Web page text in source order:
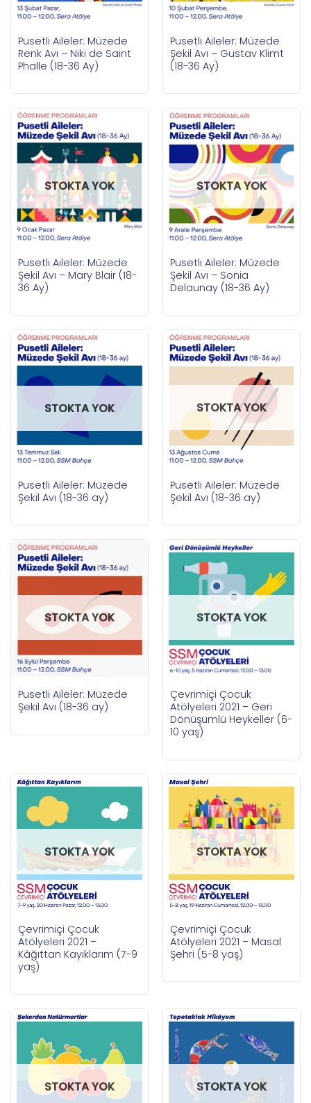
Pusetli Aileler: Müzede
Renk Avı – Niki de Saint
Phalle (18-36 Ay)
Pusetli Aileler: Müzede
Şekil Avı – Gustav Klimt
(18-36 Ay)
STOKTA YOK
Pusetli Aileler: Müzede
Şekil Avı – Mary Blair (18-
36 Ay)
STOKTA YOK
Pusetli Aileler: Müzede
Şekil Avı – Sonia
Delaunay (18-36 Ay)
STOKTA YOK
Pusetli Aileler: Müzede
Şekil Avı (18-36 ay)
STOKTA YOK
Pusetli Aileler: Müzede
Şekil Avı (18-36 ay)
STOKTA YOK
Pusetli Aileler: Müzede
Şekil Avı (18-36 ay)
STOKTA YOK
Çevrimiçi Çocuk
Atölyeleri 2021 – Geri
Dönüşümlü Heykeller (6-
10 yaş)
STOKTA YOK
Çevrimiçi Çocuk
Atölyeleri 2021 –
Kâğıttan Kayıklarım (7-9
yaş)
STOKTA YOK
Çevrimiçi Çocuk
Atölyeleri 2021 – Masal
Şehri (5-8 yaş)
STOKTA YOK STOKTA YOK